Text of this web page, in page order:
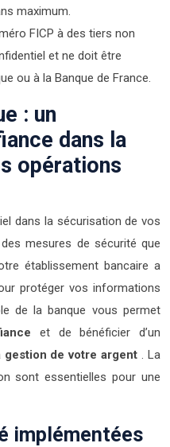
maximum.
FICP à des tiers non
et ne doit être
ou à la Banque de France.
: un
dans la
opérations
dans la sécurisation de vos
mesures de sécurité que
établissement bancaire a
protéger vos informations
de la banque vous permet
et de bénéficier d’un
gestion de votre argent. La
sont essentielles pour une
implémentées